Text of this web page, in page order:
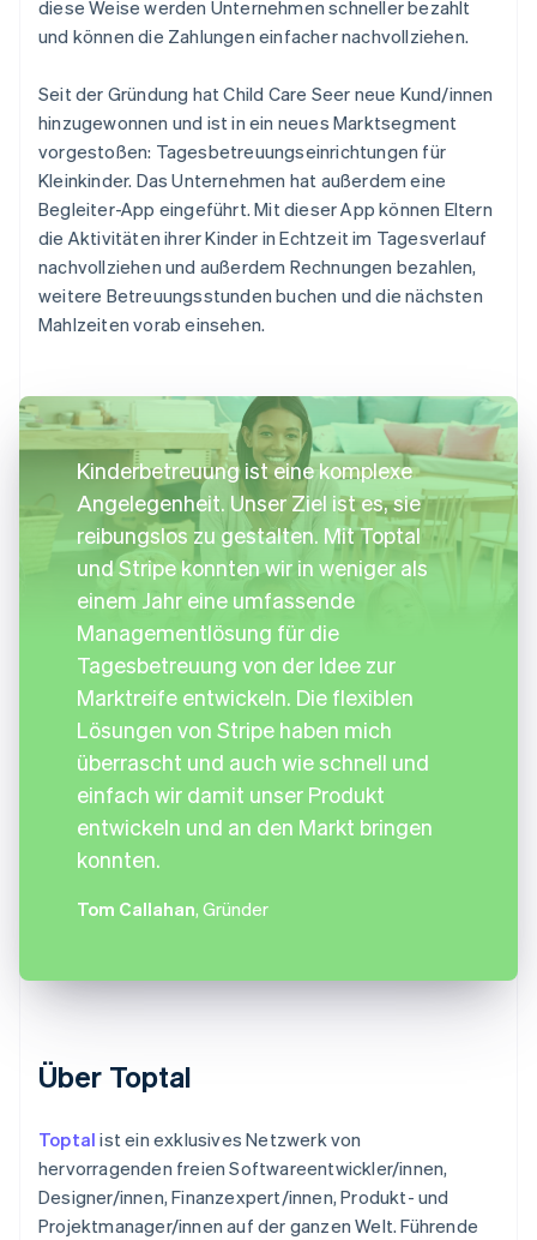
diese Weise werden Unternehmen schneller bezahlt
und können die Zahlungen einfacher nachvollziehen.
Seit der Gründung hat Child Care Seer neue Kund/innen
hinzugewonnen und ist in ein neues Marktsegment
vorgestoßen: Tagesbetreuungseinrichtungen für
Kleinkinder. Das Unternehmen hat außerdem eine
Begleiter-App eingeführt. Mit dieser App können Eltern
die Aktivitäten ihrer Kinder in Echtzeit im Tagesverlauf
nachvollziehen und außerdem Rechnungen bezahlen,
weitere Betreuungsstunden buchen und die nächsten
Mahlzeiten vorab einsehen.
Kinderbetreuung ist eine komplexe
Angelegenheit. Unser Ziel ist es, sie
reibungslos zu gestalten. Mit Toptal
und Stripe konnten wir in weniger als
einem Jahr eine umfassende
Managementlösung für die
Tagesbetreuung von der Idee zur
Marktreife entwickeln. Die flexiblen
Lösungen von Stripe haben mich
überrascht und auch wie schnell und
einfach wir damit unser Produkt
entwickeln und an den Markt bringen
konnten.
Tom Callahan, Gründer
Über Toptal
Toptal ist ein exklusives Netzwerk von
hervorragenden freien Softwareentwickler/innen,
Designer/innen, Finanzexpert/innen, Produkt- und
Projektmanager/innen auf der ganzen Welt. Führende